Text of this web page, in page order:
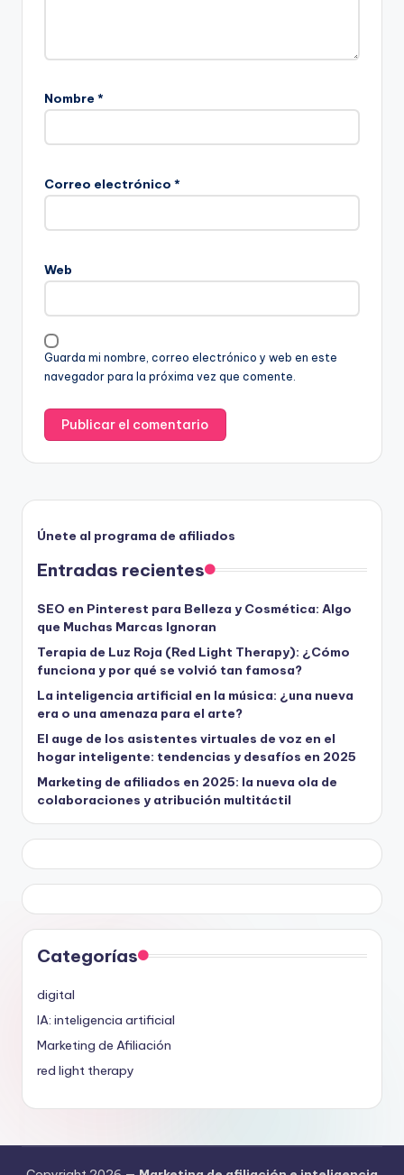
Nombre *
Correo electrónico *
Web
Guarda mi nombre, correo electrónico y web en este
navegador para la próxima vez que comente.
Únete al programa de afiliados
Entradas recientes
SEO en Pinterest para Belleza y Cosmética: Algo
que Muchas Marcas Ignoran
Terapia de Luz Roja (Red Light Therapy): ¿Cómo
funciona y por qué se volvió tan famosa?
La inteligencia artificial en la música: ¿una nueva
era o una amenaza para el arte?
El auge de los asistentes virtuales de voz en el
hogar inteligente: tendencias y desafíos en 2025
Marketing de afiliados en 2025: la nueva ola de
colaboraciones y atribución multitáctil
Categorías
digital
IA: inteligencia artificial
Marketing de Afiliación
red light therapy